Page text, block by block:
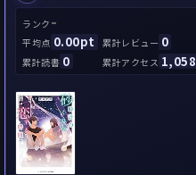
ランク -
平均点 0.00pt 累計レビュー 0
累計読書 0 累計アクセス 1,058